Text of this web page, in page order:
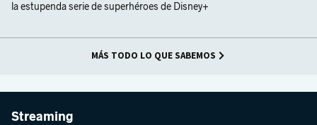
la estupenda serie de superhéroes de Disney+
MÁS TODO LO QUE SABEMOS
Streaming